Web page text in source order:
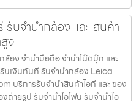
บจํานํากล้อง และ สินค้า
ง
อง จำนำมือถือ จำนำโน๊ตบุ๊ก และ
บเงินทันที รับจำนำกล้อง Leica
บริการรับจํานําสินค้าไอที และ ของ
ถ่ายรูป รับจํานําไอโฟน รับจํานําไอ